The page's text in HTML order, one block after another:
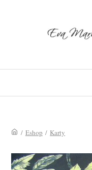
/ Eshop / Karty